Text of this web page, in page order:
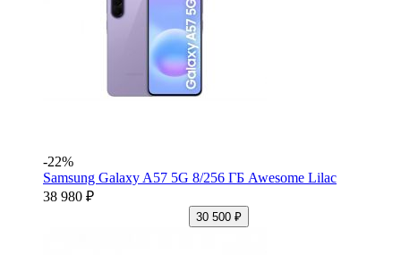
-22%
Samsung Galaxy A57 5G 8/256 ГБ Awesome Lilac
38 980 ₽
30 500 ₽